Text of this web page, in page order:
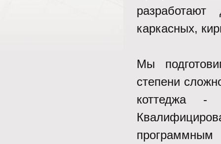
каркасных,
Мы
степени
коттеджа -